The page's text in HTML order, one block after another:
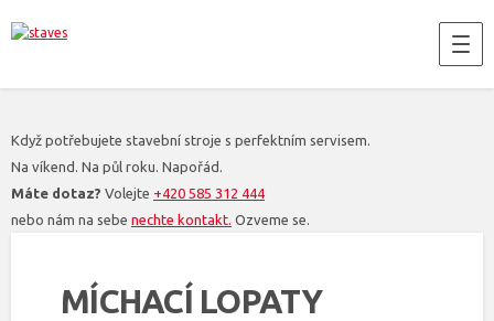
Když potřebujete stavební stroje s perfektním servisem.
Na víkend. Na půl roku. Napořád.
Máte dotaz? Volejte +420 585 312 444
nebo nám na sebe nechte kontakt. Ozveme se.
MÍCHACÍ LOPATY